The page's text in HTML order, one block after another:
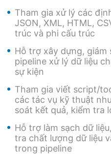
Tham gia xử lý các
JSON, XML, HTML,
trúc và phi cấu trúc
Hỗ trợ xây dựng, giám
pipeline xử lý dữ liệu
sự kiện
Tham gia viết script/
các tác vụ kỹ thuật
soát kết quả, kiểm tra
Hỗ trợ làm sạch dữ
tra chất lượng dữ liệu
trong pipeline